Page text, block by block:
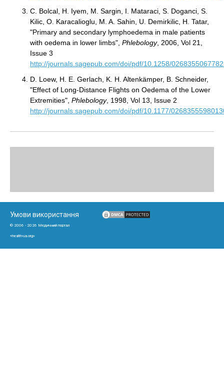
C. Bolcal, H. Iyem, M. Sargin, I. Mataraci, S. Doganci, S.
Kilic, O. Karacalioglu, M. A. Sahin, U. Demirkilic, H. Tatar,
"Primary and secondary lymphoedema in male patients
with oedema in lower limbs", Phlebology, 2006, Vol 21,
Issue 3
http://journals.sagepub.com/doi/pdf/10.1258/
D. Loew, H. E. Gerlach, K. H. Altenkämper, B. Schneider,
"Effect of Long-Distance Flights on Oedema of the Lower
Extremities", Phlebology, 1998, Vol 13, Issue 2
http://journals.sagepub.com/doi/pdf/10.1177/
Умови використання
© 2006 - 2026 Медичний портал
«health-ua.org»